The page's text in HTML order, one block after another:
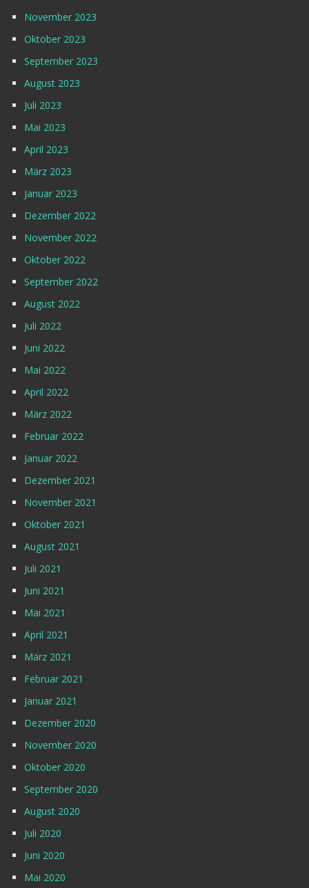
November 2023
Oktober 2023
September 2023
August 2023
Juli 2023
Mai 2023
April 2023
März 2023
Januar 2023
Dezember 2022
November 2022
Oktober 2022
September 2022
August 2022
Juli 2022
Juni 2022
Mai 2022
April 2022
März 2022
Februar 2022
Januar 2022
Dezember 2021
November 2021
Oktober 2021
August 2021
Juli 2021
Juni 2021
Mai 2021
April 2021
März 2021
Februar 2021
Januar 2021
Dezember 2020
November 2020
Oktober 2020
September 2020
August 2020
Juli 2020
Juni 2020
Mai 2020